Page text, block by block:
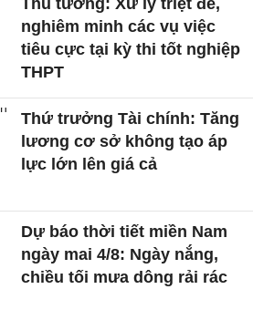
Thủ tướng: Xử lý triệt để,
nghiêm minh các vụ việc
tiêu cực tại kỳ thi tốt nghiệp
THPT
Thứ trưởng Tài chính: Tăng
lương cơ sở không tạo áp
lực lớn lên giá cả
Dự báo thời tiết miền Nam
ngày mai 4/8: Ngày nắng,
chiều tối mưa dông rải rác